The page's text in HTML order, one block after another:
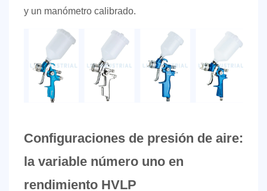
y
patrón
del
ventilador
7
Guía
paso
paso
problemas
y un manómetro calibrado.
Configuraciones de presión de aire:
la variable número uno en
rendimiento HVLP